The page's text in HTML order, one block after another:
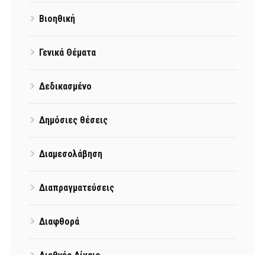
Βιοηθική
Γενικά Θέματα
Δεδικασμένο
Δημόσιες θέσεις
Διαμεσολάβηση
Διαπραγματεύσεις
Διαφθορά